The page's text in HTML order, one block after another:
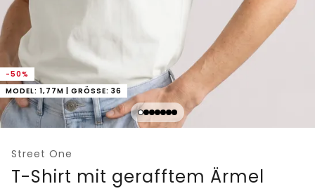
-50%
MODEL: 1,77M | GRÖSSE: 36
Street One
T-Shirt mit gerafftem Ärmel